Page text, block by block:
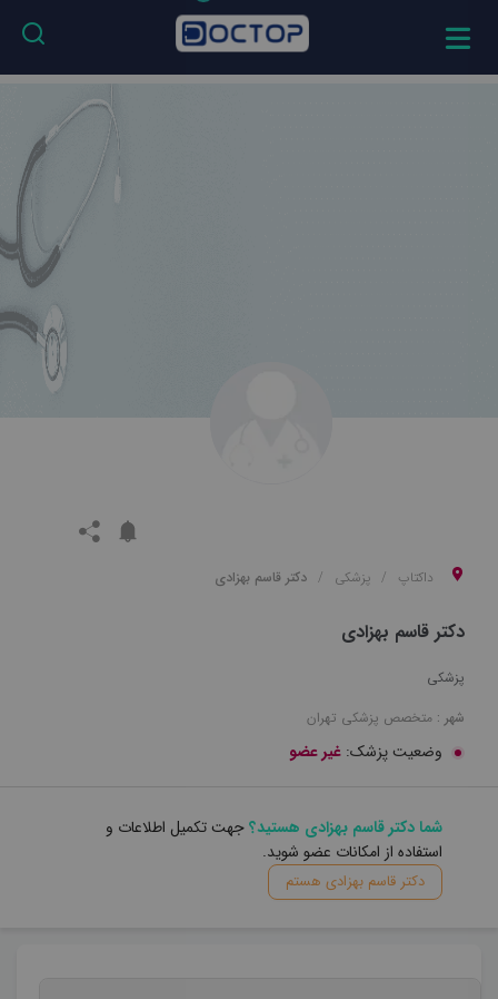
داکتاپ پزشکی دکتر قاسم بهزادی
دکتر قاسم بهزادی
پزشکی
شهر : متخصص پزشکی تهران
وضعیت پزشک: غیر عضو
شما دکتر قاسم بهزادی هستید؟جهت تکمیل اطلاعات و
استفاده از امکانات عضو شوید.
دکتر قاسم بهزادی هستم